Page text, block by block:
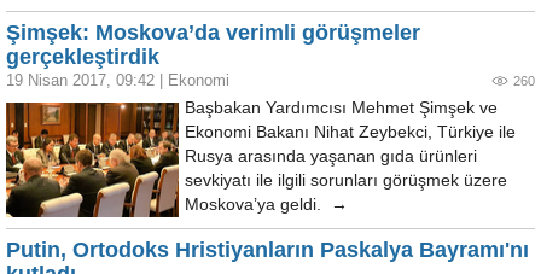
Şimşek: Moskova’da verimli görüşmeler
gerçekleştirdik
19 Nisan 2017, 09:42 Ekonomi 260
Başbakan Yardımcısı Mehmet Şimşek ve
Ekonomi Bakanı Nihat Zeybekci, Türkiye ile
Rusya arasında yaşanan gıda ürünleri
sevkiyatı ile ilgili sorunları görüşmek üzere
Moskova’ya geldi. →
Putin, Ortodoks Hristiyanların Paskalya Bayramı'nı